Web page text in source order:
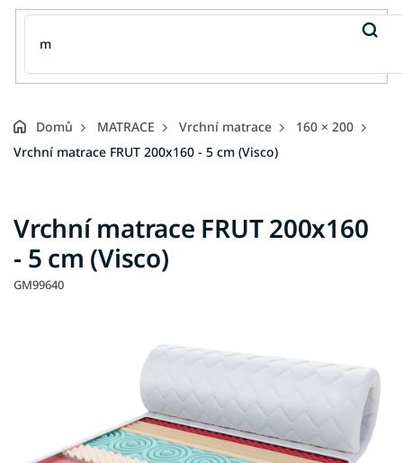
Domů MATRACE Vrchní matrace
160 × 200
Vrchní matrace FRUT 200x160 - 5 cm (Visco)
Vrchní matrace FRUT 200x160
- 5 cm (Visco)
GM99640